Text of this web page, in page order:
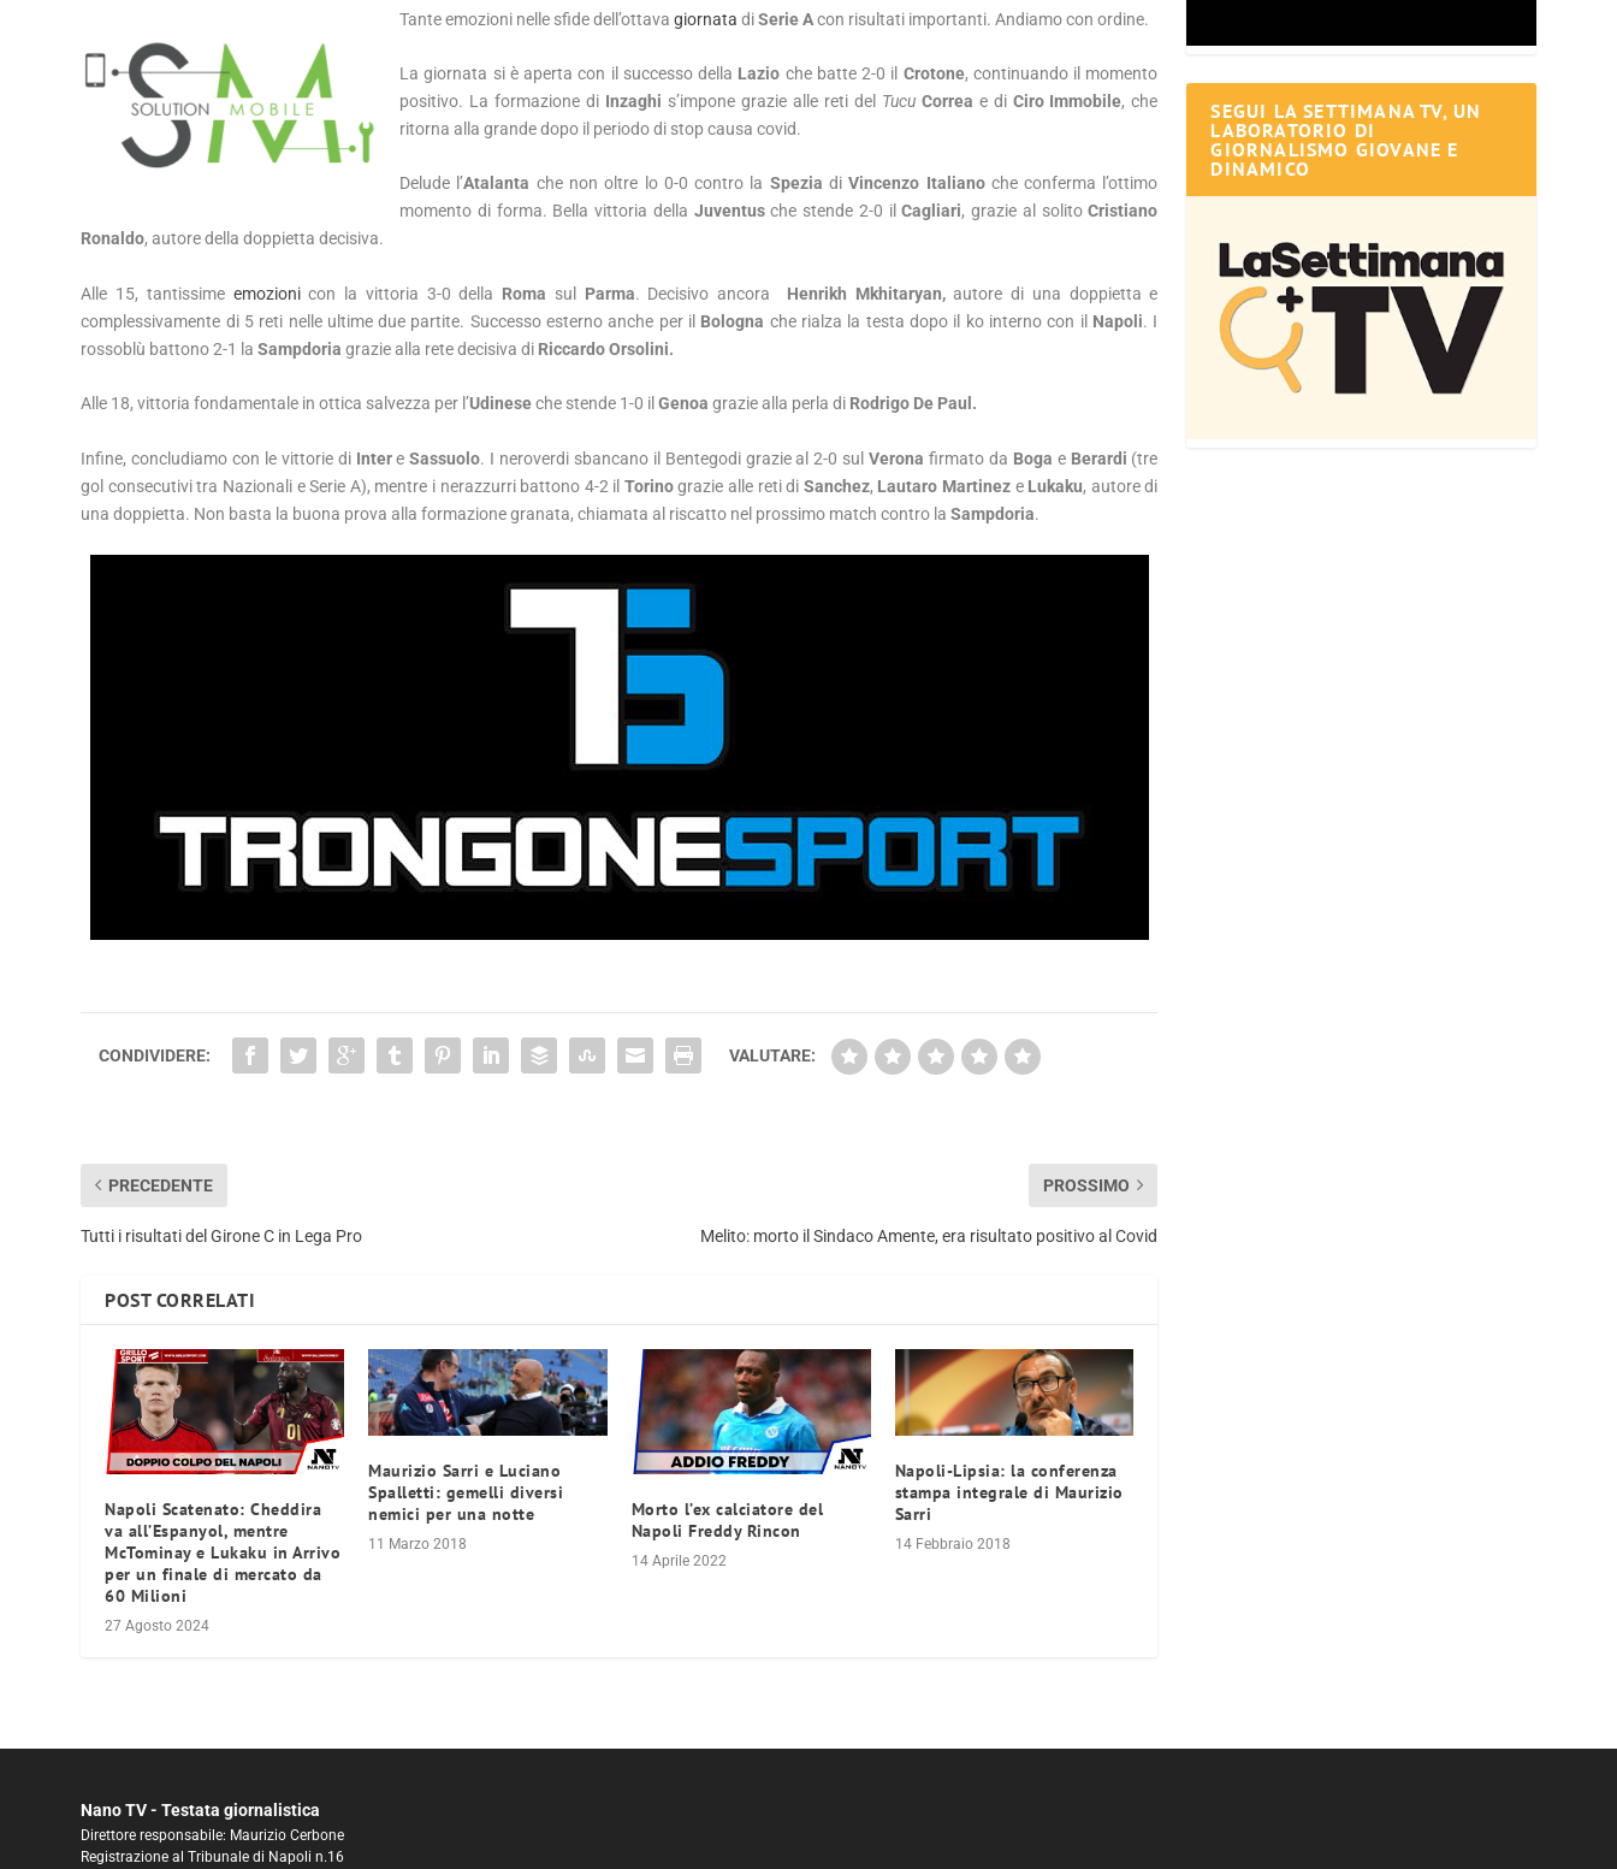
Tante emozioni nelle sfide dell’ottavagiornata diSerie Acon risultati importanti. Andiamo con ordine.
La giornata si è aperta con il successo della Lazio che batte 2-0 il Crotone, continuando il momento
positivo. La formazione di Inzaghi s’impone grazie alle reti del Tucu Correa e di Ciro Immobile, che
ritorna alla grande dopo il periodo di stop causa covid.
Delude l’Atalanta che non oltre lo 0-0 contro la Spezia diVincenzo Italianoche conferma l’ottimo
momento di forma. Bella vittoria della Juventusche stende 2-0 ilCagliari, grazie al solitoCristiano
Ronaldo, autore della doppietta decisiva.
Alle 15, tantissime emozionicon la vittoria 3-0 della Roma sul Parma. Decisivo ancora Henrikh Mkhitaryan,autore di una doppietta e
complessivamente di 5 reti nelle ultime due partite. Successo esterno anche per il Bologna che rialza la testa dopo il ko interno con il Napoli. I
rossoblù battono 2-1 laSampdoria grazie alla rete decisiva di Riccardo Orsolini.
Alle 18, vittoria fondamentale in ottica salvezza per l’Udineseche stende 1-0 ilGenoa grazie alla perla di Rodrigo De Paul.
Infine, concludiamo con le vittorie di IntereSassuolo. I neroverdi sbancano il Bentegodi grazie al 2-0 sulVerona firmato da Boga e Berardi (tre
gol consecutivi tra Nazionali e Serie A), mentre i nerazzurri battono 4-2 il Torinograzie alle reti di Sanchez, Lautaro Martinez e Lukaku, autore di
una doppietta. Non basta la buona prova alla formazione granata, chiamata al riscatto nel prossimo match contro laSampdoria.
CONDIVIDERE: VALUTARE:
PRECEDENTE
Tutti i risultati del Girone C in Lega Pro
PROSSIMO
Melito: morto il Sindaco Amente, era risultato positivo al Covid
POST CORRELATI
Napoli Scatenato: Cheddira
va all’Espanyol, mentre
McTominay e Lukaku in Arrivo
per un finale di mercato da
60 Milioni
27 Agosto 2024
Maurizio Sarri e Luciano
Spalletti: gemelli diversi
nemici per una notte
11 Marzo 2018
Morto l’ex calciatore del
Napoli Freddy Rincon
14 Aprile 2022
Napoli-Lipsia: la conferenza
stampa integrale di Maurizio
Sarri
14 Febbraio 2018
SEGUI LA SETTIMANA TV, UN
LABORATORIO DI
GIORNALISMO GIOVANE E
DINAMICO
Nano TV - Testata giornalistica
Direttore responsabile: Maurizio Cerbone
Registrazione al Tribunale di Napoli n.16